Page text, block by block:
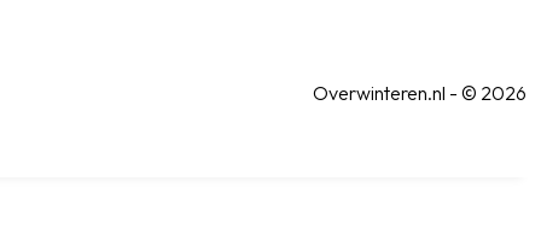
Overwinteren.nl - © 2026